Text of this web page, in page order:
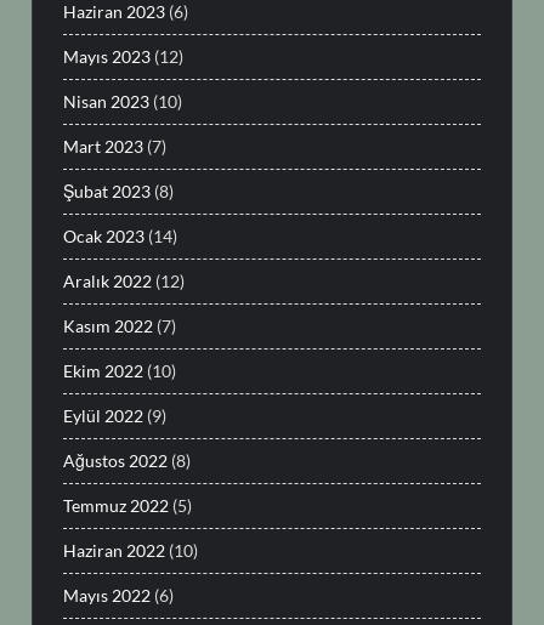
Haziran 2023 (6)
Mayıs 2023 (12)
Nisan 2023 (10)
Mart 2023 (7)
Şubat 2023 (8)
Ocak 2023 (14)
Aralık 2022 (12)
Kasım 2022 (7)
Ekim 2022 (10)
Eylül 2022 (9)
Ağustos 2022 (8)
Temmuz 2022 (5)
Haziran 2022 (10)
Mayıs 2022 (6)